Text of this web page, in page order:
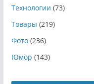
Технологии (73)
Товары (219)
Фото(236)
Юмор (143)